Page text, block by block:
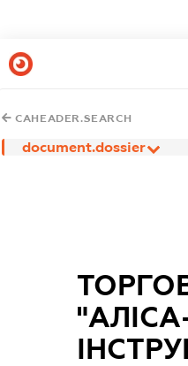
CAHEADER.SEARCH
document.dossier